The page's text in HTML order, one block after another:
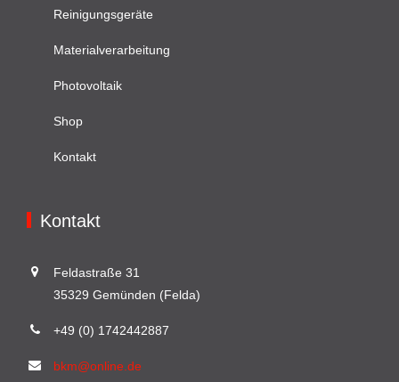
Reinigungsgeräte
Materialverarbeitung
Photovoltaik
Shop
Kontakt
Kontakt
Feldastraße 31
35329 Gemünden (Felda)
+49 (0) 1742442887
bkm@online.de